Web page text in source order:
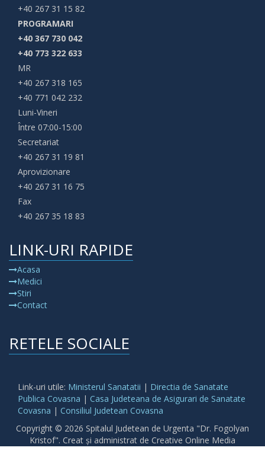
+40 267 31 15 82
PROGRAMARI
+40 367 730 042
+40 773 322 633
MR
+40 267 318 165
+40 771 042 232
Luni-Vineri
Între 07:00-15:00
Secretariat
+40 267 31 19 81
Aprovizionare
+40 267 31 16 75
Fax
+40 267 35 18 83
LINK-URI RAPIDE
Acasa
Medici
Stiri
Contact
RETELE SOCIALE
Link-uri utile: Ministerul Sanatatii | Directia de Sanatate
Publica Covasna | Casa Judeteana de Asigurari de Sanatate
Covasna | Consiliul Judetean Covasna
Copyright © 2026 Spitalul Judetean de Urgenta "Dr. Fogolyan
Kristof". Creat și administrat de Creative Online Media